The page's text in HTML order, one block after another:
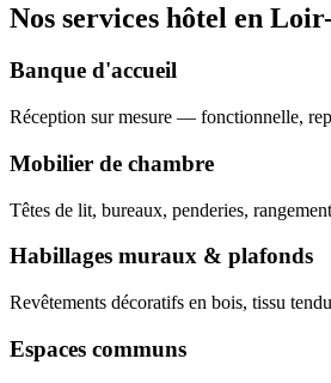
Nos services hôtel en
Banque d'accueil
Réception sur mesure — fonctionnelle,
Mobilier de chambre
Têtes de lit, bureaux, penderies,
Habillages muraux & plafonds
Revêtements décoratifs en bois, tissu
Espaces communs